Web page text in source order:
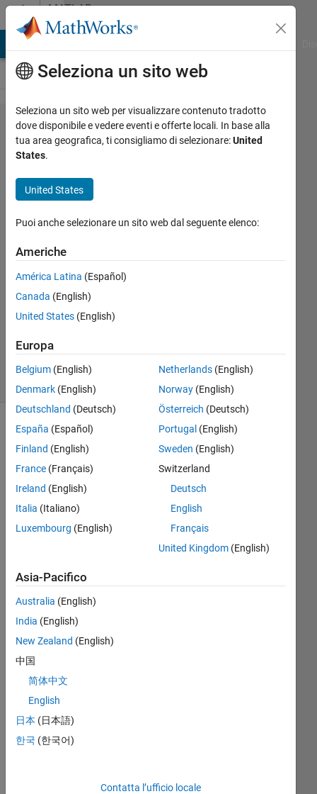
Vai al contenutoMATLAB
Answers
2D matrix
resize or
10 Gen
3
Risposte
Aggiornato
27 Gen
44
Visualizzazioni
(30 giorni)
Mostra
commenti
recenti
Hell
I'm
w
to
mat
and
I'm
Seleziona un sito web
Seleziona un sito web per visualizzare contenuto tradotto
dove disponibile e vedere eventi e offerte locali. In base alla
tua area geografica, ti consigliamo di selezionare:United
States.
United States
Puoi anche selezionare un sito web dal seguente elenco:
Americhe
América Latina (Español)
Canada (English)
United States (English)
Europa
Belgium (English)
Denmark (English)
Deutschland (Deutsch)
España (Español)
Finland (English)
France (Français)
Ireland (English)
Italia (Italiano)
Luxembourg (English)
Netherlands(English)
Norway(English)
Österreich (Deutsch)
Portugal (English)
Sweden (English)
Switzerland
Deutsch
English
Français
United Kingdom(English)
Asia-Pacifico
Australia (English)
India (English)
New Zealand (English)
中国
简体中文
English
日本 (日本語)
한국 (한국어)
Contatta l’ufficio locale